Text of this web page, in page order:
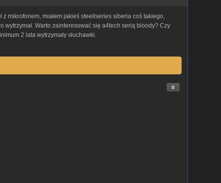
mikrofonem, miałem jakieś steellseries siberia coś takiego,
wytrzymał. Warto zainteresować się a4tech serią bloody? Czy
2 lata wytrzymały słuchawki.
0